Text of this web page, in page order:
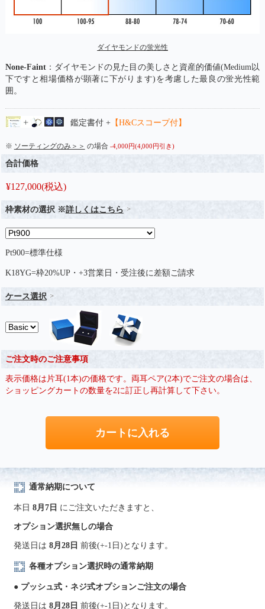
ダイヤモンドの蛍光性
None-Faint：ダイヤモンドの見た目の美しさと資産的価値(Medium以
下ですと相場価格が顕著に下がります)を考慮した最良の蛍光性範
囲。
鑑定書付 +【H&Cスコープ付】
※ ソーティングのみ＞＞ の場合 -4,000円(4,000円引き)
合計価格
¥127,000(税込)
枠素材の選択 ※詳しくはこちら
Pt900=標準仕様
K18YG=枠20%UP・+3営業日・受注後に差額ご請求
ケース選択
ご注文時のご注意事項
表示価格は片耳(1本)の価格です。両耳ペア(2本)でご注文の場合は、
ショッピングカートの数量を2に訂正し再計算して下さい。
通常納期について
本日 8月7日 にご注文いただきますと、
オプション選択無しの場合
発送日は 8月28日 前後(+-1日)となります。
各種オプション選択時の通常納期
● プッシュ式・ネジ式オプションご注文の場合
発送日は 8月28日 前後(+-1日)となります。